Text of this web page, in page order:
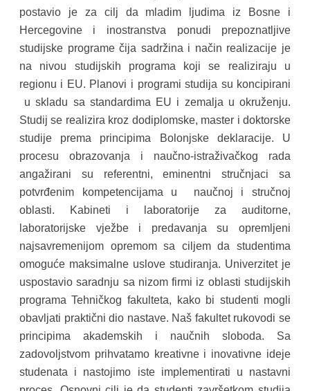
postavio je za cilj da mladim ljudima iz Bosne i
Hercegovine i inostranstva ponudi prepoznatljive
studijske programe čija sadržina i način realizacije je
na nivou studijskih programa koji se realiziraju u
regionu i EU. Planovi i programi studija su koncipirani
u skladu sa standardima EU i zemalja u okruženju.
Studij se realizira kroz dodiplomske, master i doktorske
studije prema principima Bolonjske deklaracije. U
procesu obrazovanja i naučno-istraživačkog rada
angažirani su referentni, eminentni stručnjaci sa
potvrđenim kompetencijama u naučnoj i stručnoj
oblasti. Kabineti i laboratorije za auditorne,
laboratorijske vježbe i predavanja su opremljeni
najsavremenijom opremom sa ciljem da studentima
omoguće maksimalne uslove studiranja. Univerzitet je
uspostavio saradnju sa nizom firmi iz oblasti studijskih
programa Tehničkog fakulteta, kako bi studenti mogli
obavljati praktični dio nastave. Naš fakultet rukovodi se
principima akademskih i naučnih sloboda. Sa
zadovoljstvom prihvatamo kreativne i inovativne ideje
studenata i nastojimo iste implementirati u nastavni